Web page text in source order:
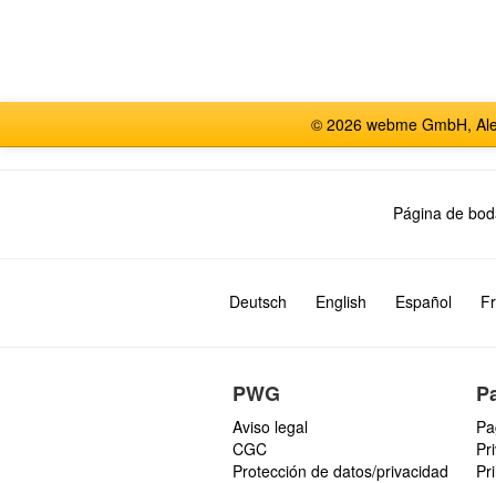
© 2026 webme GmbH,
Página de
Deutsch English Español
PWG
Aviso legal
CGC
Protección de datos/privacidad